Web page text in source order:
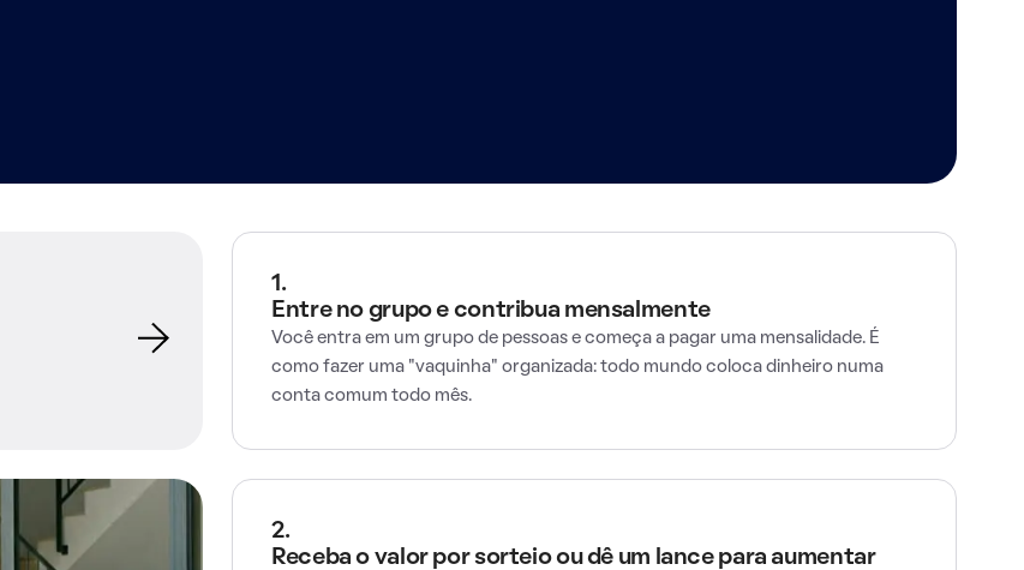
1.
Entre no grupo e contribua mensalmente
Você entra em um grupo de pessoas e começa a pagar uma mensalidade. É
como fazer uma "vaquinha" organizada: todo mundo coloca dinheiro numa
conta comum todo mês.
2.
Receba o valor por sorteio ou dê um lance para aumentar